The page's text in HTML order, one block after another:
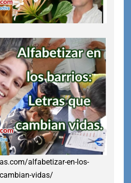
alfabetizar-en-los-
vidas/